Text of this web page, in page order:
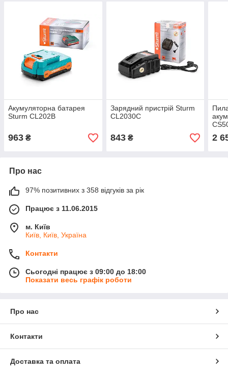
Акумуляторна батарея
Sturm CL202B
963 ₴
Зарядний пристрій Sturm
CL2030C
843₴ 2
Про нас
97% позитивних з 358 відгуків за рік
Працює з 11.06.2015
м. Київ
Київ, Київ, Україна
Контакти
Сьогодні працює з 09:00 до 18:00
Показати весь графік роботи
Про нас
Контакти
Доставка та оплата